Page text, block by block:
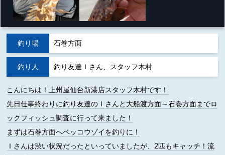
釣り場 石巻方面
釣り人 釣り友達Ｉさん、スタッフ木村
こんにちは！上州屋仙台新港店スタッフ木村です！
先日仕事終わりに釣り友達のＩさんと大船渡方面～石巻方面までロ
ックフィッシュ調査に行って来ました！
まずは石巻方面へベッコウゾイを釣りに！
Ｉさんは渋い状況だったといっていましたが、2匹もキャッチ！流